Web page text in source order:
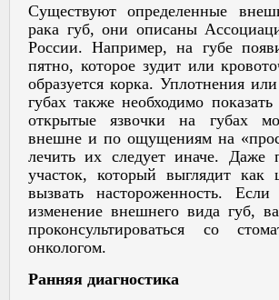
Существуют определенные
рака губ, они описаны
России. Например, на губе
пятно, которое зудит или
образуется корка. Уплотнения
губах также необходимо
открытые язвочки на губах
внешне и по ощущениям на
лечить их следует иначе. Даже
участок, который выглядит как
вызвать настороженность.
изменение внешнего вида губ,
проконсультироваться со
онкологом.
Ранняя диагностика